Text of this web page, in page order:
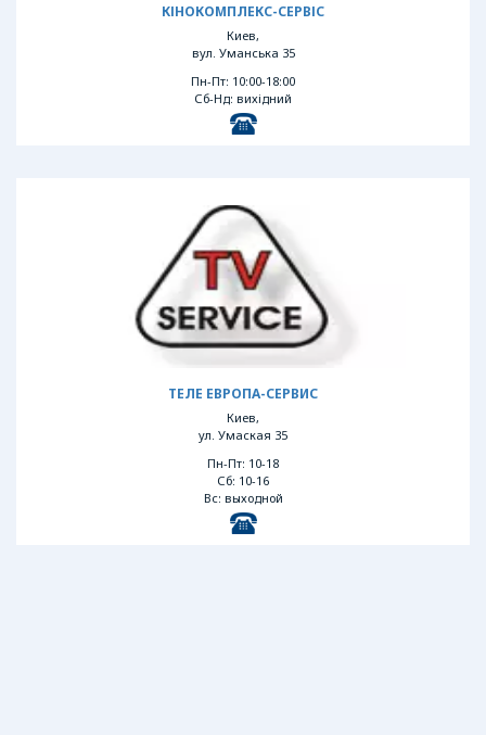
КІНОКОМПЛЕКС-СЕРВІС
Киев,
вул. Уманська 35
Пн-Пт: 10:00-18:00
Сб-Нд: вихідний
ТЕЛЕ ЕВРОПА-СЕРВИС
Киев,
ул. Умаская 35
Пн-Пт: 10-18
Сб: 10-16
Вс: выходной